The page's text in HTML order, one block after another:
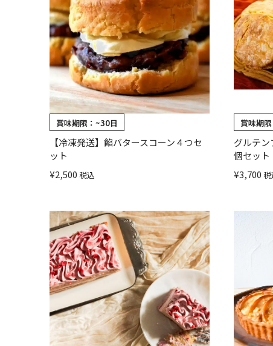
賞味期限： ~30日
【冷凍発送】餡バタースコーン４つセ
ット
¥2,500 税込
賞味期限
グルテ
個セット
¥3,700